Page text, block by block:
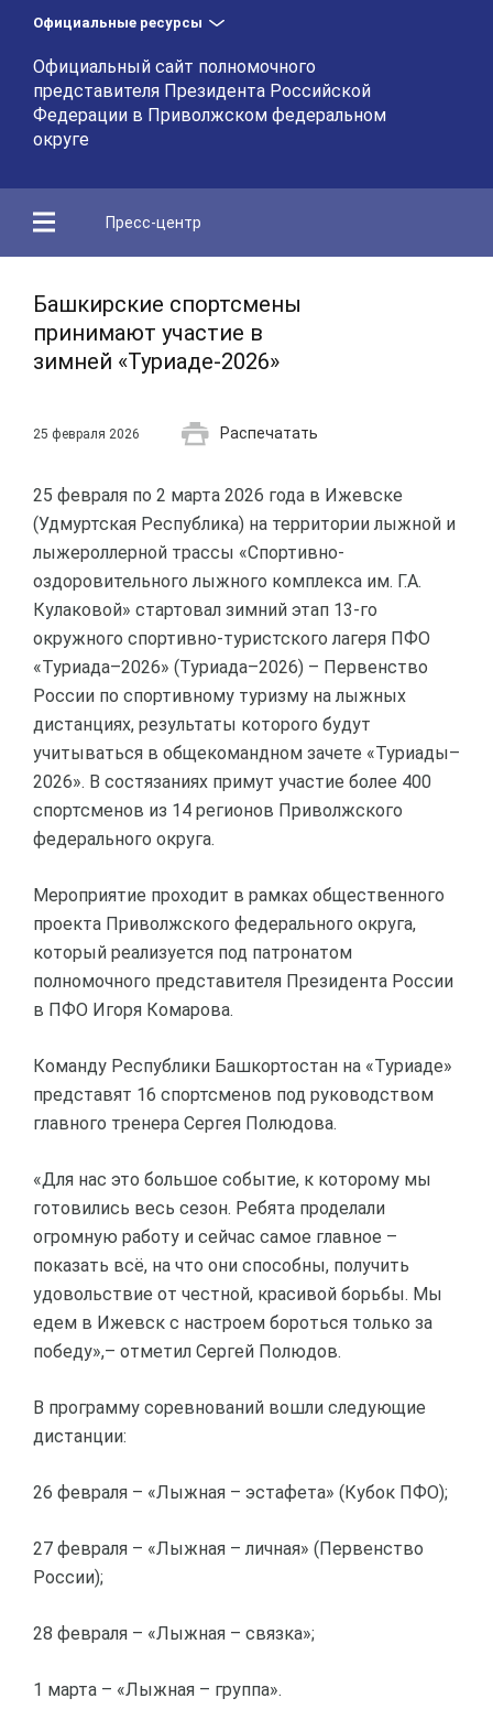
Официальные ресурсы
Официальный сайт полномочного
представителя Президента Российской
Федерации в Приволжском федеральном
округе
Пресс-центр
Башкирские спортсмены
принимают участие в
зимней «Туриаде-2026»
25 февраля 2026 Распечатать
25 февраля по 2 марта 2026 года в Ижевске
(Удмуртская Республика) на территории лыжной и
лыжероллерной трассы «Спортивно-
оздоровительного лыжного комплекса им. Г.А.
Кулаковой» стартовал зимний этап 13-го
окружного спортивно-туристского лагеря ПФО
«Туриада–2026» (Туриада–2026) – Первенство
России по спортивному туризму на лыжных
дистанциях, результаты которого будут
учитываться в общекомандном зачете «Туриады–
2026». В состязаниях примут участие более 400
спортсменов из 14 регионов Приволжского
федерального округа.
Мероприятие проходит в рамках общественного
проекта Приволжского федерального округа,
который реализуется под патронатом
полномочного представителя Президента России
в ПФО Игоря Комарова.
Команду Республики Башкортостан на «Туриаде»
представят 16 спортсменов под руководством
главного тренера Сергея Полюдова.
«Для нас это большое событие, к которому мы
готовились весь сезон. Ребята проделали
огромную работу и сейчас самое главное –
показать всё, на что они способны, получить
удовольствие от честной, красивой борьбы. Мы
едем в Ижевск с настроем бороться только за
победу»,– отметил Сергей Полюдов.
В программу соревнований вошли следующие
дистанции:
26 февраля – «Лыжная – эстафета» (Кубок ПФО);
27 февраля – «Лыжная – личная» (Первенство
России);
28 февраля – «Лыжная – связка»;
1 марта – «Лыжная – группа».